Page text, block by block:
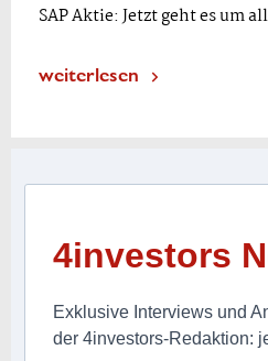
SAP Aktie: Jetzt geht es um
weiterlesen
4investors
Exklusive Interviews und
der 4investors-Redaktion: